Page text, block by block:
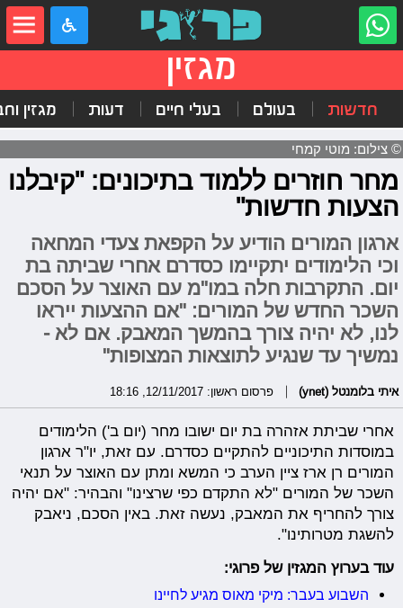
מגזין
חדשות בעולם בעלי חיים דעות מגזין
© צילום: מוטי קמחי
מחר חוזרים ללמוד בתיכונים: "קיבלנו
הצעות חדשות"
ארגון המורים הודיע על הקפאת צעדי המחאה
וכי הלימודים יתקיימו כסדרם אחרי שביתה בת
יום. התקרבות חלה במו"מ עם האוצר על הסכם
השכר החדש של המורים: "אם ההצעות ייראו
לנו, לא יהיה צורך בהמשך המאבק. אם לא -
נמשיך עד שנגיע לתוצאות המצופות"
איתי בלומנטל (ynet) פרסום ראשון: 12/11/2017, 18:16
אחרי שביתת אזהרה בת יום ישובו מחר (יום ב') הלימודים
במוסדות התיכוניים להתקיים כסדרם. עם זאת, יו"ר ארגון
המורים רן ארז ציין הערב כי המשא ומתן עם האוצר על תנאי
השכר של המורים "לא התקדם כפי שרצינו" והבהיר: "אם יהיה
צורך להחריף את המאבק, נעשה זאת. באין הסכם, ניאבק
להשגת מטרותינו".
עוד בערוץ המגזין של פרוגי:
השבוע בעבר: מיקי מאוס מגיע לחיינו